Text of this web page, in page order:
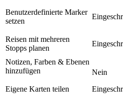
Benutzerdefinierte Marker
setzen
Reisen mit mehreren
Stopps planen
Notizen, Farben & Ebenen
hinzufügen
Nein
Eigene Karten teilen